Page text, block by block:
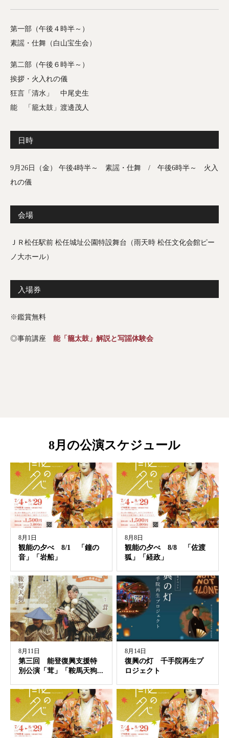
第一部（午後４時半～）
素謡・仕舞（白山宝生会）
第二部（午後６時半～）
挨拶・火入れの儀
狂言「清水」 中尾史生
能 「籠太鼓」渡邊茂人
日時
9月26日（金） 午後4時半～ 素謡・仕舞 / 午後6時半～ 火入
れの儀
会場
ＪＲ松任駅前 松任城址公園特設舞台（雨天時 松任文化会館ピー
ノ大ホール）
入場券
※鑑賞無料
◎事前講座 能「籠太鼓」解説と写謡体験会
8月の公演スケジュール
8月1日
観能の夕べ 8/1 「鐘の
音」「岩船」
8月8日
観能の夕べ 8/8 「佐渡
狐」「経政」
8月11日
第三回 能登復興支援特
別公演「茸」「鞍馬天狗...
8月14日
復興の灯 千手院再生プ
ロジェクト